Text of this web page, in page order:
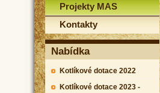
Projekty MAS
Kontakty
Nabídka
Kotlíkové dotace 2022
Kotlíkové dotace 2023 -